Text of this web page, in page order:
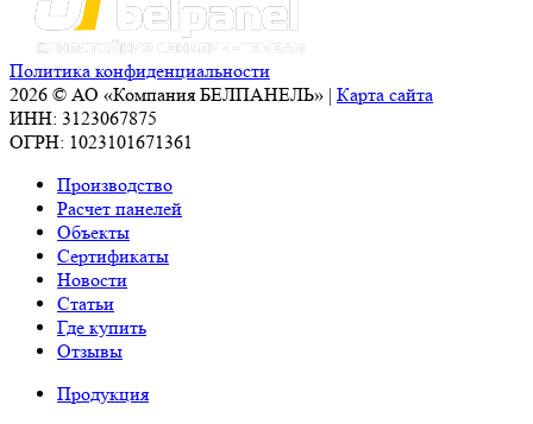
Политика конфиденциальности
2026 © АО «Компания БЕЛПАНЕЛЬ» | Карта сайта
ИНН: 3123067875
ОГРН: 1023101671361
Производство
Расчет панелей
Объекты
Сертификаты
Новости
Статьи
Где купить
Отзывы
Продукция